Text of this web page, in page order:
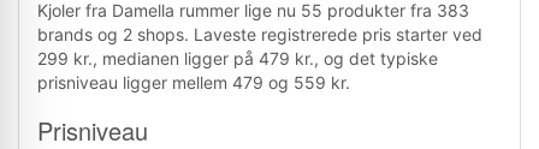
Kjoler fra Damella rummer lige nu 55 produkter fra 383
brands og 2 shops. Laveste registrerede pris starter ved
299 kr., medianen ligger på 479 kr., og det typiske
prisniveau ligger mellem 479 og 559 kr.
Prisniveau